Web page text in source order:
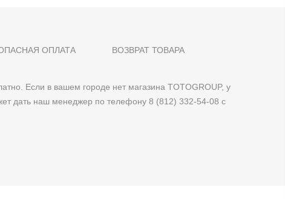
Если в вашем городе нет магазина TOTOGROUP, у
дать наш менеджер по телефону 8 (812) 332-54-08 с
ОПЛАТА ВОЗВРАТ ТОВАРА